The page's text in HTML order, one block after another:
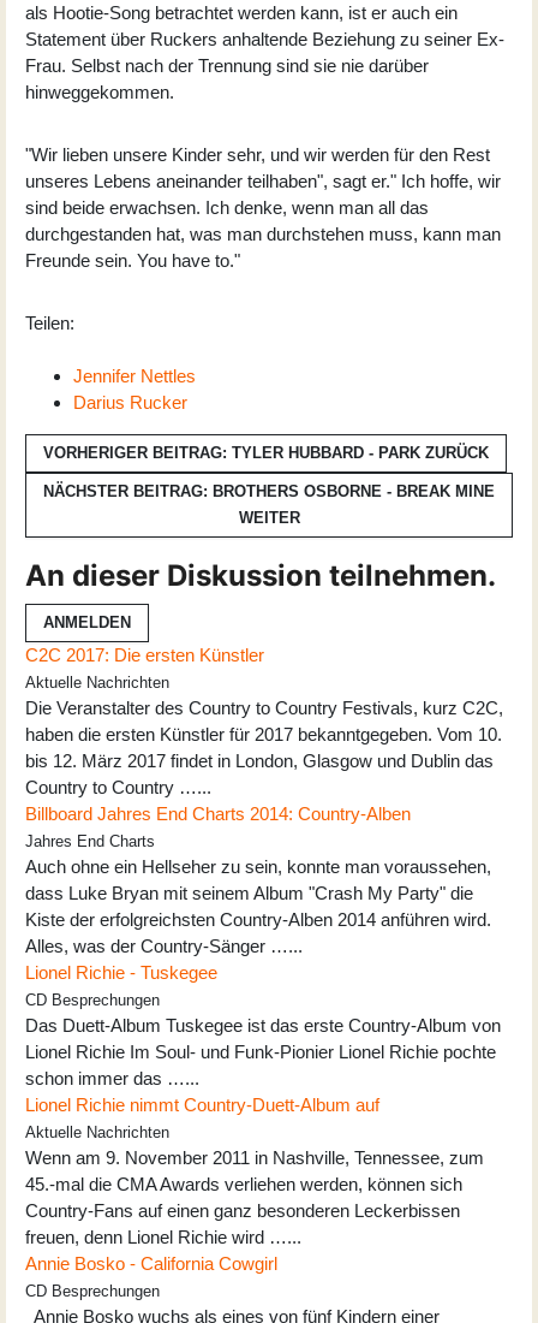
als Hootie-Song betrachtet werden kann, ist er auch ein
Statement über Ruckers anhaltende Beziehung zu seiner Ex-
Frau. Selbst nach der Trennung sind sie nie darüber
hinweggekommen.
"Wir lieben unsere Kinder sehr, und wir werden für den Rest
unseres Lebens aneinander teilhaben", sagt er." Ich hoffe, wir
sind beide erwachsen. Ich denke, wenn man all das
durchgestanden hat, was man durchstehen muss, kann man
Freunde sein. You have to."
Teilen:
Jennifer Nettles
Darius Rucker
VORHERIGER BEITRAG: TYLER HUBBARD - PARK ZURÜCK
NÄCHSTER BEITRAG: BROTHERS OSBORNE - BREAK MINE
WEITER
An dieser Diskussion teilnehmen.
ANMELDEN
C2C 2017: Die ersten Künstler
Aktuelle Nachrichten
Die Veranstalter des Country to Country Festivals, kurz C2C,
haben die ersten Künstler für 2017 bekanntgegeben. Vom 10.
bis 12. März 2017 findet in London, Glasgow und Dublin das
Country to Country …...
Billboard Jahres End Charts 2014: Country-Alben
Jahres End Charts
Auch ohne ein Hellseher zu sein, konnte man voraussehen,
dass Luke Bryan mit seinem Album "Crash My Party" die
Kiste der erfolgreichsten Country-Alben 2014 anführen wird.
Alles, was der Country-Sänger …...
Lionel Richie - Tuskegee
CD Besprechungen
Das Duett-Album Tuskegee ist das erste Country-Album von
Lionel Richie Im Soul- und Funk-Pionier Lionel Richie pochte
schon immer das …...
Lionel Richie nimmt Country-Duett-Album auf
Aktuelle Nachrichten
Wenn am 9. November 2011 in Nashville, Tennessee, zum
45.-mal die CMA Awards verliehen werden, können sich
Country-Fans auf einen ganz besonderen Leckerbissen
freuen, denn Lionel Richie wird …...
Annie Bosko - California Cowgirl
CD Besprechungen
Annie Bosko wuchs als eines von fünf Kindern einer